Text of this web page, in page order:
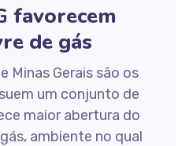
favorecem
de gás
Minas Gerais são os
um conjunto de
maior abertura do
ambiente no qual